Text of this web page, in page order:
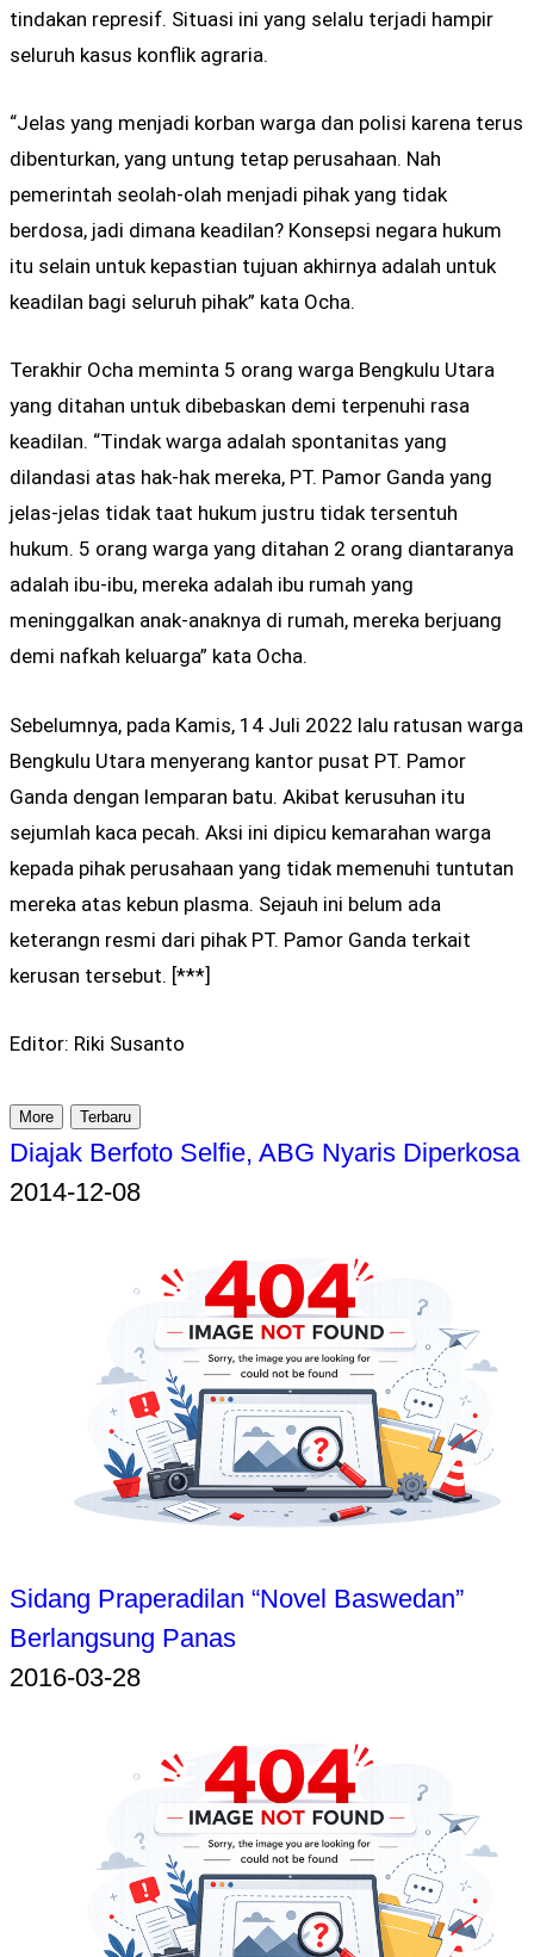
tindakan represif. Situasi ini yang selalu terjadi hampir
seluruh kasus konflik agraria.
“Jelas yang menjadi korban warga dan polisi karena terus
dibenturkan, yang untung tetap perusahaan. Nah
pemerintah seolah-olah menjadi pihak yang tidak
berdosa, jadi dimana keadilan? Konsepsi negara hukum
itu selain untuk kepastian tujuan akhirnya adalah untuk
keadilan bagi seluruh pihak” kata Ocha.
Terakhir Ocha meminta 5 orang warga Bengkulu Utara
yang ditahan untuk dibebaskan demi terpenuhi rasa
keadilan. “Tindak warga adalah spontanitas yang
dilandasi atas hak-hak mereka, PT. Pamor Ganda yang
jelas-jelas tidak taat hukum justru tidak tersentuh
hukum. 5 orang warga yang ditahan 2 orang diantaranya
adalah ibu-ibu, mereka adalah ibu rumah yang
meninggalkan anak-anaknya di rumah, mereka berjuang
demi nafkah keluarga” kata Ocha.
Sebelumnya, pada Kamis, 14 Juli 2022 lalu ratusan warga
Bengkulu Utara menyerang kantor pusat PT. Pamor
Ganda dengan lemparan batu. Akibat kerusuhan itu
sejumlah kaca pecah. Aksi ini dipicu kemarahan warga
kepada pihak perusahaan yang tidak memenuhi tuntutan
mereka atas kebun plasma. Sejauh ini belum ada
keterangn resmi dari pihak PT. Pamor Ganda terkait
kerusan tersebut. [***]
Editor: Riki Susanto
More Terbaru
Diajak Berfoto Selfie, ABG Nyaris Diperkosa
2014-12-08
Sidang Praperadilan “Novel Baswedan”
Berlangsung Panas
2016-03-28